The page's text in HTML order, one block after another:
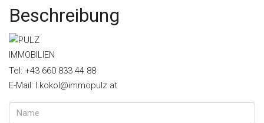
Beschreibung
Tel: +43 660 833 44 88
E-Mail: l.kokol@immopulz.at